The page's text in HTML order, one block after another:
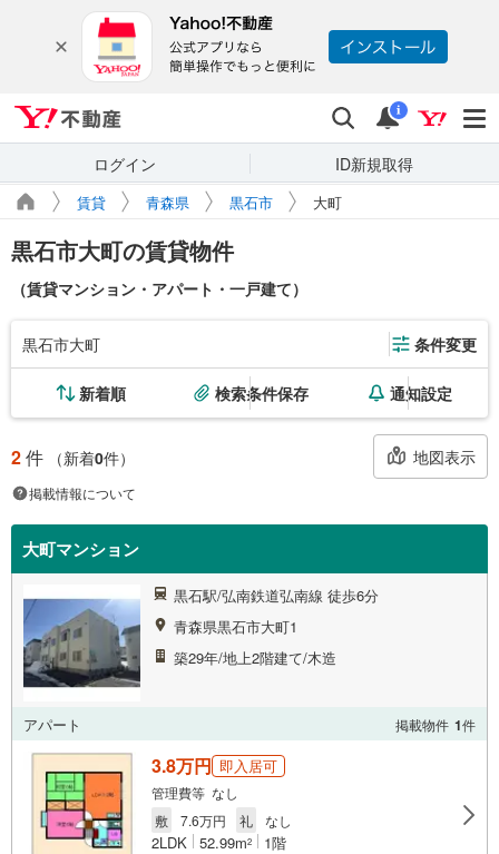
検索 通知
i
ログイン ID新規取得
賃貸 青森県 黒石市 大町
黒石市大町の賃貸物件
（賃貸マンション・アパート・一戸建て）
黒石市大町 条件変更
新着順 検索条件保存 通知設定
2件 （新着0件） 地図表示
掲載情報について
大町マンション
黒石駅/弘南鉄道弘南線 徒歩6分
青森県黒石市大町1
築29年/地上2階建て/木造
アパート 掲載物件 1件
3.8万円 即入居可
管理費等 なし
敷
7.6万円 礼 なし
2LDK 52.99m2 1階